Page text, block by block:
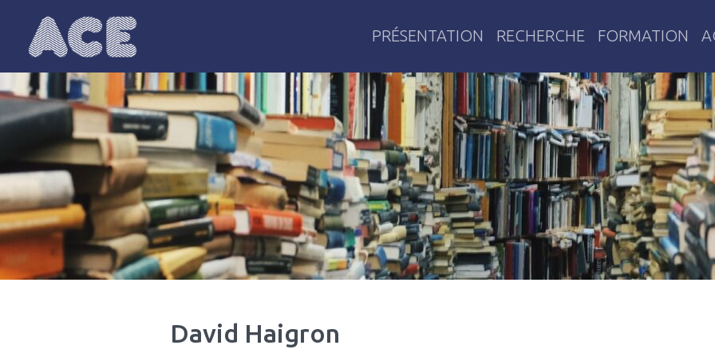
ACE
Anglophonie : communautés, écritures
PRÉSENTATION RECHERCHE FORMATION
David Haigron